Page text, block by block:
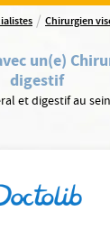
/ Chirurgien
un(e)
digestif
et digestif au